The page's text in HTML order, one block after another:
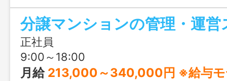
日・祝休みの年間休日123日でプライベ
ます♪
分譲マンションの管理・運営
正社員
9:00～18:00
月給 213,000～340,000円 ※給与モ